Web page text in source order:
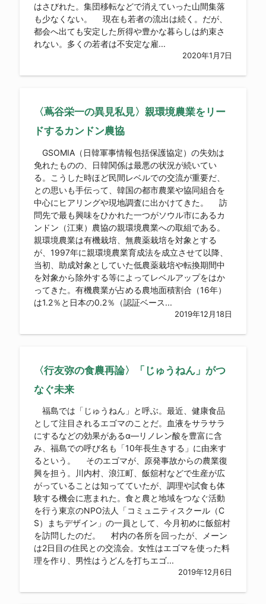
はさびれた。集団移転などで消えていった山間集落
も少なくない。 現在も若者の流出は続く。だが、
都会へ出ても安定した所得や豊かな暮らしは約束さ
れない。多くの若者は不安定な雇...
2020年1月7日
〈蔦谷栄一の異見私見〉親環境農業をリー
ドするカンドン農協
GSOMIA（日韓軍事情報包括保護協定）の失効は
免れたものの、日韓関係は最悪の状況が続いてい
る。こうした時ほど民間レベルでの交流が重要だ、
との思いも手伝って、韓国の都市農業や協同組合を
中心にヒアリングや現地調査に出かけてきた。 訪
問先で最も興味をひかれた一つがソウル市にあるカ
ンドン（江東）農協の親環境農業への取組である。
親環境農業は有機栽培、無農薬栽培を対象とする
が、1997年に親環境農業育成法を成立させて以降、
当初、助成対象としていた低農薬栽培や転換期間中
を対象から除外する等によってレベルアップをはか
ってきた。有機農業が占める農地面積割合（16年）
は1.2％と日本の0.2％（認証ベース...
2019年12月18日
〈行友弥の食農再論〉「じゅうねん」がつ
なぐ未来
福島では「じゅうねん」と呼ぶ。最近、健康食品
として注目されるエゴマのことだ。血液をサラサラ
にするなどの効果があるα―リノレン酸を豊富に含
み、福島での呼び名も「10年長生きする」に由来す
るという。 そのエゴマが、原発事故からの農業復
興を担う。川内村、浪江町、飯舘村などで生産が広
がっていることは知ってていたが、調理や試食も体
験する機会に恵まれた。食と農と地域をつなぐ活動
を行う東京のNPO法人「コミュニティスクール（C
S）まちデザイン」の一員として、今月初めに飯舘村
を訪問したのだ。 村内の各所を回ったが、メーン
は2日目の住民との交流会。女性はエゴマを使った料
理を作り、男性はうどんを打ちエゴ...
2019年12月6日